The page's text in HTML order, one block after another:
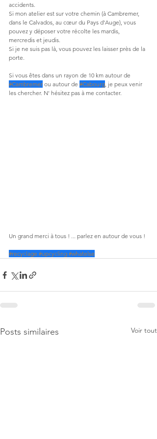
accidents.
Si mon atelier est sur votre chemin (à Cambremer,
dans le Calvados, au cœur du Pays d'Auge), vous
pouvez y déposer votre récolte les mardis,
mercredis et jeudis.
Si je ne suis pas là, vous pouvez les laisser près de la
porte.
Si vous êtes dans un rayon de 10 km autour de
#Cambremer ou autour de #Cabourg, je peux venir
les chercher. N' hésitez pas à me contacter.
Un grand merci à tous ! ... parlez en autour de vous !
#recyclage #upcycling #whatelse
Posts similaires Voir tout